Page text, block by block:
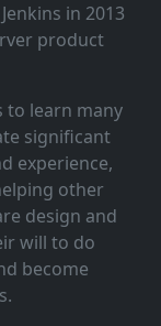
in 2013
product
to learn many
significant
experience,
other
design and
will to do
become